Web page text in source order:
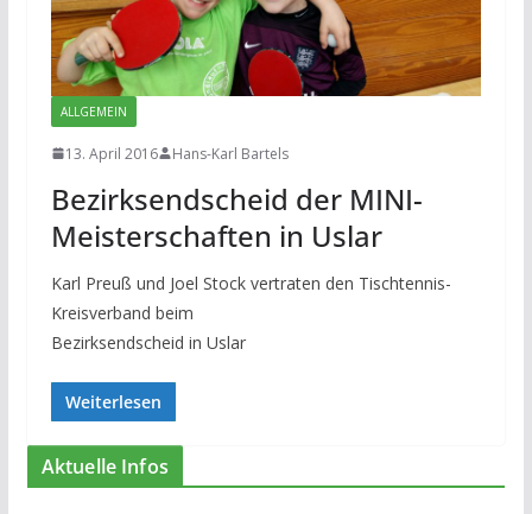
ALLGEMEIN
13. April 2016 Hans-Karl Bartels
Bezirksendscheid der MINI-
Meisterschaften in Uslar
Karl Preuß und Joel Stock vertraten den Tischtennis-
Kreisverband beim
Bezirksendscheid in Uslar
Weiterlesen
Aktuelle Infos